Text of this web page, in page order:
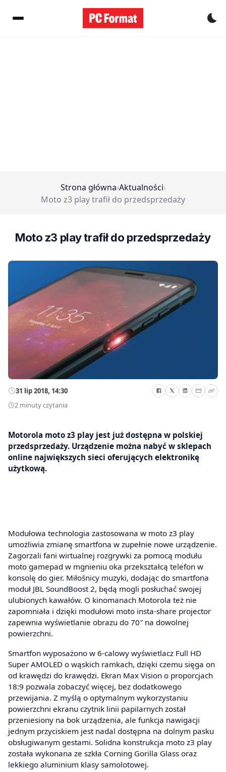
Strona główna›Aktualności›
Moto z3 play trafił do przedsprzedaży
Moto z3 play trafił do przedsprzedaży
31 lip 2018, 14:30
2 minuty czytania
Motorola moto z3 play jest już dostępna w polskiej
przedsprzedaży. Urządzenie można nabyć w sklepach
online największych sieci oferujących elektronikę
użytkową.
Modułowa technologia zastosowana w moto z3 play
umożliwia zmianę smartfona w zupełnie nowe urządzenie.
Zagorzali fani wirtualnej rozgrywki za pomocą modułu
moto gamepad w mgnieniu oka przekształcą telefon w
konsolę do gier. Miłośnicy muzyki, dodając do smartfona
moduł JBL SoundBoost 2, będą mogli posłuchać swojej
ulubionych kawałów. O kinomanach Motorola też nie
zapomniała i dzięki modułowi moto insta-share projector
zapewnia wyświetlanie obrazu do 70″ na dowolnej
powierzchni.
Smartfon wyposażono w 6-calowy wyświetlacz Full HD
Super AMOLED o wąskich ramkach, dzięki czemu sięga on
od krawędzi do krawędzi. Ekran Max Vision o proporcjach
18:9 pozwala zobaczyć więcej, bez dodatkowego
przewijania. Z myślą o optymalnym wykorzystaniu
powierzchni ekranu czytnik linii papilarnych został
przeniesiony na bok urządzenia, ale funkcja nawigacji
jednym przyciskiem jest nadal dostępna na dolnym pasku
obsługiwanym gestami. Solidna konstrukcja moto z3 play
została wykonana ze szkła Corning Gorilla Glass oraz
lekkiego aluminium klasy samolotowej.